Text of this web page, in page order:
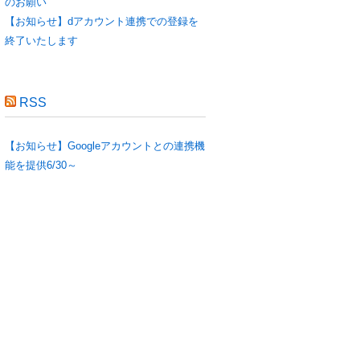
【お知らせ】dアカウント連携での登録を
終了いたします
RSS
【お知らせ】Googleアカウントとの連携機
能を提供6/30～